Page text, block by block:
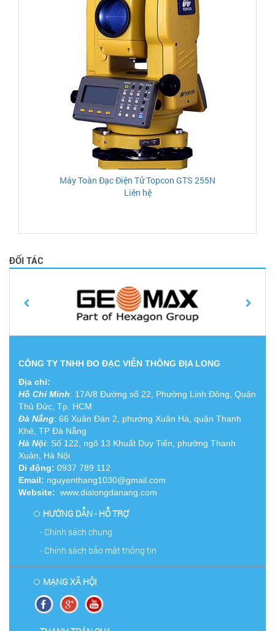
Máy Toàn Đạc Điện Tử Topcon GTS 255N
Liên hệ
ĐỐI TÁC
CÔNG TY TNHH ĐO ĐẠC VIỄN THÔNG ĐỊA LONG
Địa chỉ:
Hồ Chí Minh: 17A/8 Đường số 22, Phường Linh Đông, Quận
Thủ Đức, Tp. HCM
Đà Nẵng: 66 Xuân Đán 2, phường Xuân Hà, quận Thanh
Khê, TP Đà Nẵng
Hà Nội: Số 122, ngõ 13 Khuất Duy Tiến, phường Thanh
Xuân, Hà Nội
Di động: 0937 789 112
Email: nguyenthang1030@gmail.com
Website: www.dialongdanang.com
HƯỚNG DẪN - HỖ TRỢ
- Chính sách chung
- Chính sách bảo mật thông tin
MẠNG XÃ HỘI